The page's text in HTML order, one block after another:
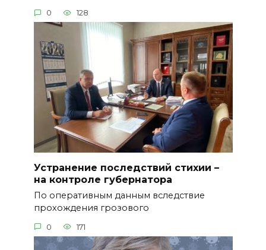
0 128
Устранение последствий стихии –
на контроле губернатора
По оперативным данным вследствие
прохождения грозового
0 171